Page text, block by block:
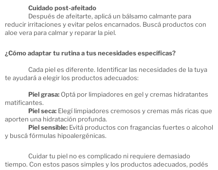
Cuidado post-afeitado
Después de afeitarte, aplicá un bálsamo calmante para
reducir irritaciones y evitar pelos encarnados. Buscá productos con
aloe vera para calmar y reparar la piel.
¿Cómo adaptar tu rutina a tus necesidades específicas?
Cada piel es diferente. Identificar las necesidades de la tuya
te ayudará a elegir los productos adecuados:
Piel grasa: Optá por limpiadores en gel y cremas hidratantes
matificantes.
Piel seca: Elegí limpiadores cremosos y cremas más ricas que
aporten una hidratación profunda.
Piel sensible: Evitá productos con fragancias fuertes o alcohol
y buscá fórmulas hipoalergénicas.
Cuidar tu piel no es complicado ni requiere demasiado
tiempo. Con estos pasos simples y los productos adecuados, podés